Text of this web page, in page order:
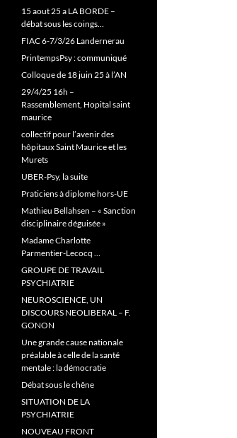
15 aout 25 a LA BORDE –
débat sous les coings…
FIAC 6-7/3/26 Landernerau
PrintempsPsy : communiqué
Colloque de 18 juin 25 à l’AN
29/4/25 16h –
Rassemblement, Hopital saint
maurice
collectif pour l’avenir des
hôpitaux Saint Maurice et les
Murets
UBER-Psy, la suite
Praticiens à diplome hors-UE
Mathieu Bellahsen – « Sanction
disciplinaire déguisée »
Madame Charlotte
Parmentier-Lecocq …
GROUPE DE TRAVAIL
PSYCHIATRIE
NEUROSCIENCE, UN
DISCOURS NEOLIBERAL – F.
GONON
Une grande cause nationale
préalable à celle de la santé
mentale : la démocratie
Débat sous le chêne
SITUATION DE LA
PSYCHIATRIE
NOUVEAU FRONT